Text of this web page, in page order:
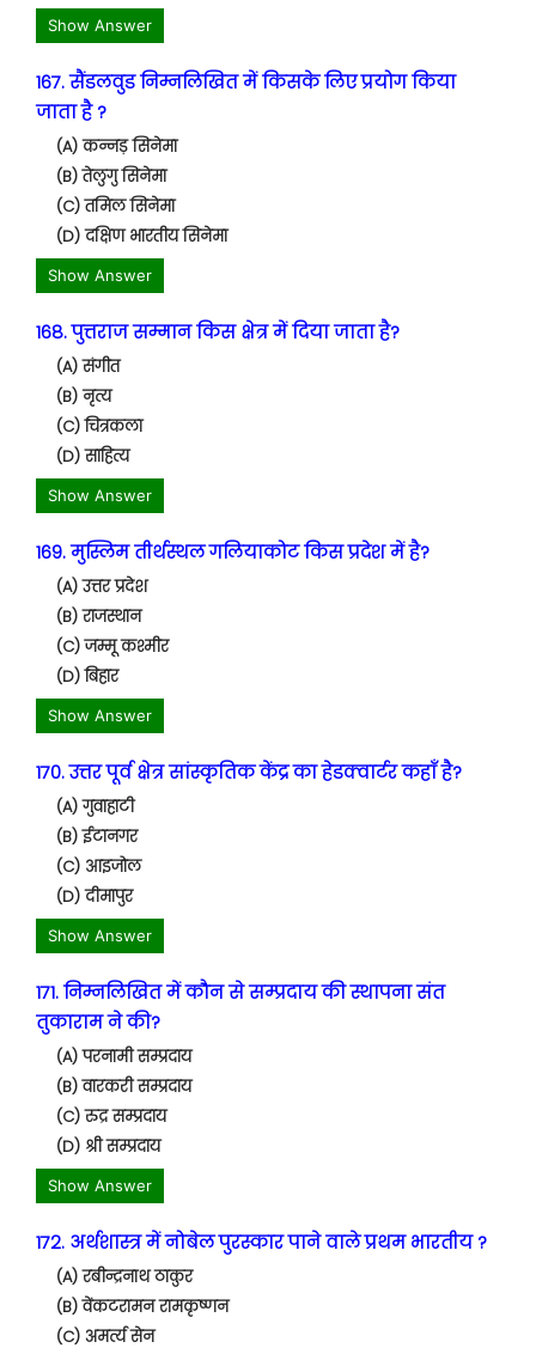
Show Answer
167. सैंडलवुड निम्नलिखित में किसके लिए प्रयोग किया
जाता है ?
(A) कन्नड़ सिनेमा
(B) तेलुगु सिनेमा
(C) तमिल सिनेमा
(D) दक्षिण भारतीय सिनेमा
Show Answer
168. पुत्तराज सम्मान किस क्षेत्र में दिया जाता है?
(A) संगीत
(B) नृत्य
(C) चित्रकला
(D) साहित्य
Show Answer
169. मुस्लिम तीर्थस्थल गलियाकोट किस प्रदेश में है?
(A) उत्तर प्रदेश
(B) राजस्थान
(C) जम्मू कश्मीर
(D) बिहार
Show Answer
170. उत्तर पूर्व क्षेत्र सांस्कृतिक केंद्र का हेडक्वार्टर कहाँ है?
(A) गुवाहाटी
(B) ईटानगर
(C) आइजोल
(D) दीमापुर
Show Answer
171. निम्नलिखित में कौन से सम्प्रदाय की स्थापना संत
तुकाराम ने की?
(A) परनामी सम्प्रदाय
(B) वारकरी सम्प्रदाय
(C) रुद्र सम्प्रदाय
(D) श्री सम्प्रदाय
Show Answer
172. अर्थशास्त्र में नोबेल पुरस्कार पाने वाले प्रथम भारतीय ?
(A) रबीन्द्रनाथ ठाकुर
(B) वेंकटरामन रामकृष्णन
(C) अमर्त्य सेन